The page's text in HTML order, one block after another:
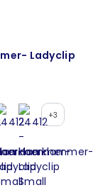
Ladyclip
+3